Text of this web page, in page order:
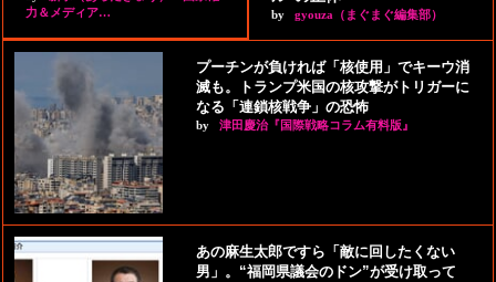
力＆メディア…
by gyouza（まぐまぐ編集部）
プーチンが負ければ「核使用」でキーウ消
滅も。トランプ米国の核攻撃がトリガーに
なる「連鎖核戦争」の恐怖
by 津田慶治『国際戦略コラム有料版』
あの麻生太郎ですら「敵に回したくない
男」。“福岡県議会のドン”が受け取って